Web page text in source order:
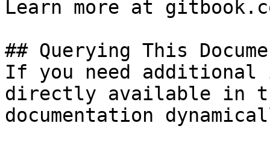
Learn more at
## Querying This
If you need
directly available in
documentation